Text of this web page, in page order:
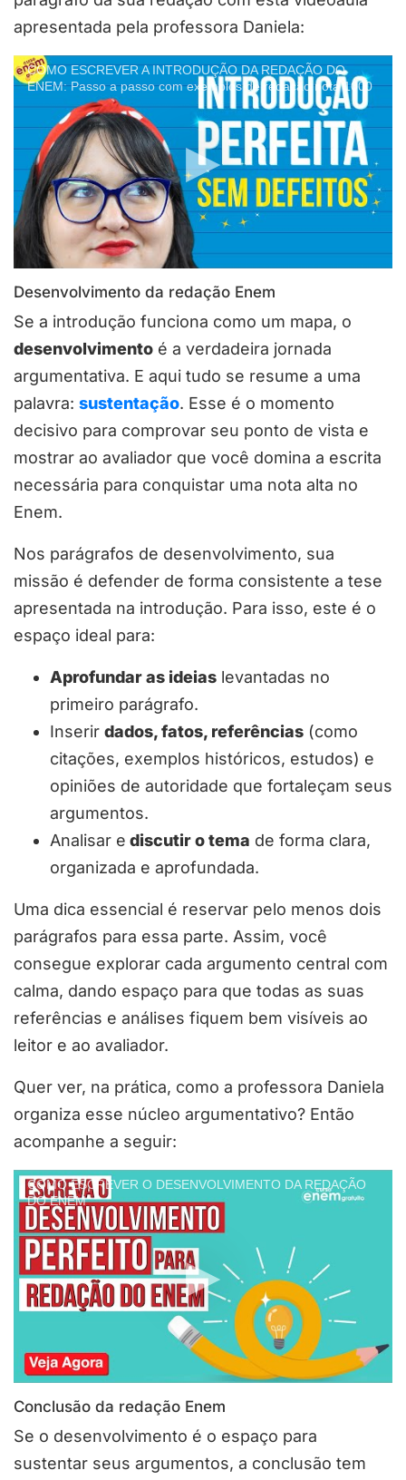
apresentada pela professora Daniela:
COMO ESCREVER A INTRODUÇÃO DA REDAÇÃO DO
ENEM: Passo a passo com exemplos de redação nota 1000
Desenvolvimento da redação Enem
Se a introdução funciona como um mapa, o
desenvolvimento é a verdadeira jornada
argumentativa. E aqui tudo se resume a uma
palavra: sustentação. Esse é o momento
decisivo para comprovar seu ponto de vista e
mostrar ao avaliador que você domina a escrita
necessária para conquistar uma nota alta no
Enem.
Nos parágrafos de desenvolvimento, sua
missão é defender de forma consistente a tese
apresentada na introdução. Para isso, este é o
espaço ideal para:
Aprofundar as ideias levantadas no
primeiro parágrafo.
Inserir dados, fatos, referências (como
citações, exemplos históricos, estudos) e
opiniões de autoridade que fortaleçam seus
argumentos.
Analisar e discutir o tema de forma clara,
organizada e aprofundada.
Uma dica essencial é reservar pelo menos dois
parágrafos para essa parte. Assim, você
consegue explorar cada argumento central com
calma, dando espaço para que todas as suas
referências e análises fiquem bem visíveis ao
leitor e ao avaliador.
Quer ver, na prática, como a professora Daniela
organiza esse núcleo argumentativo? Então
acompanhe a seguir:
COMO ESCREVER O DESENVOLVIMENTO DA REDAÇÃO
DO ENEM
Conclusão da redação Enem
Se o desenvolvimento é o espaço para
sustentar seus argumentos, a conclusão tem